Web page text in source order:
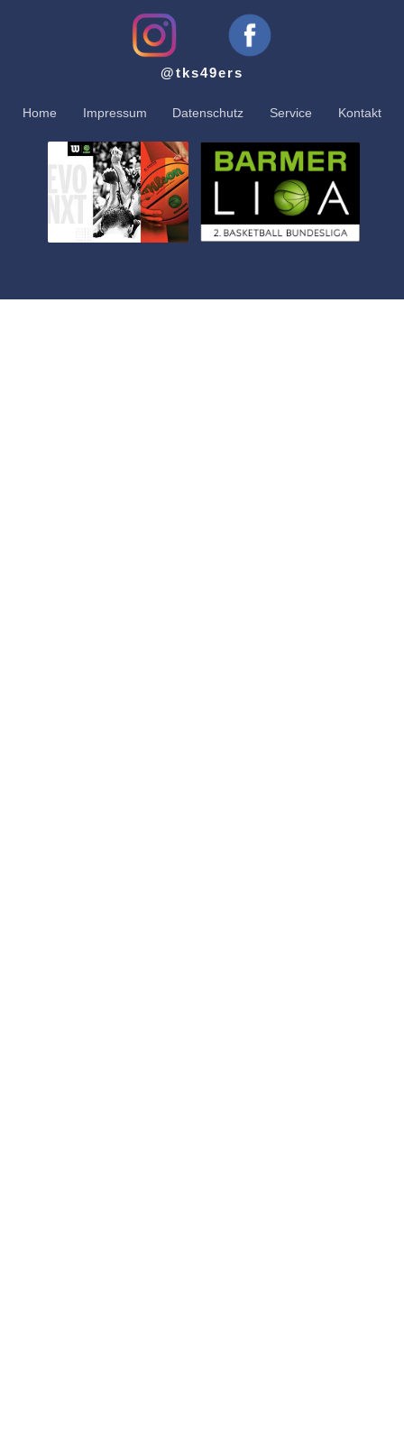
@tks49ers
Home Impressum Datenschutz Service Kontakt